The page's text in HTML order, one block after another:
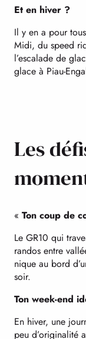
Et en hiver ?
Il y en a pour
Midi, du speed
l’escalade de
glace à Piau-
Les
« Ton coup de
Le GR10 qui
randos entre
nique au bord
soir.
Ton week-end
En hiver, une
peu d’originalité